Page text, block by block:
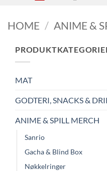
HOME / ANIME &
MAT
GODTERI, SNACKS &
ANIME & SPILL MERCH
Sanrio
Gacha & Blind Box
Nøkkelringer